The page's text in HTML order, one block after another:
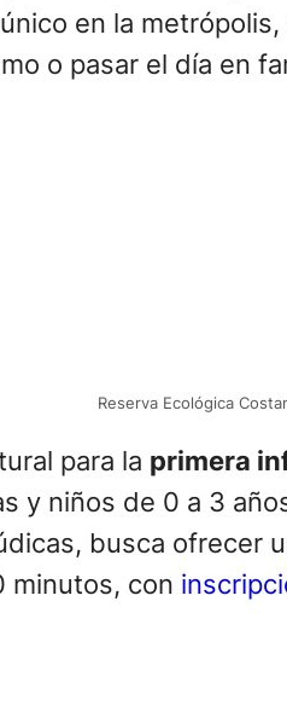
en la
o pasar el día en
Reserva Ecológica
para la primera
y niños de 0 a 3
busca ofrecer
minutos, con